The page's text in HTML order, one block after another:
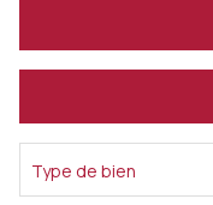
De l'immo pro
Type de bien